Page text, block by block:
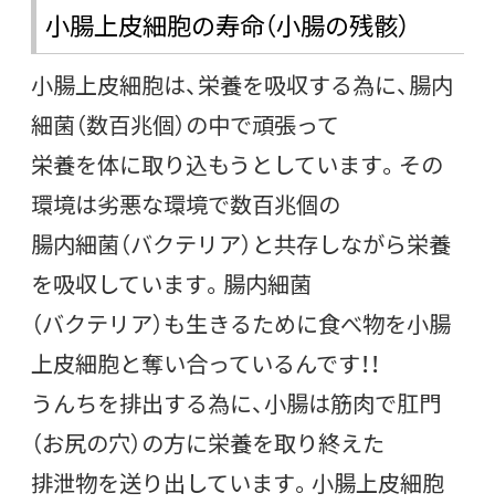
小腸上皮細胞の寿命（小腸の残骸）
小腸上皮細胞は、栄養を吸収する為に、腸内
細菌（数百兆個）の中で頑張って
栄養を体に取り込もうとしています。その
環境は劣悪な環境で数百兆個の
腸内細菌（バクテリア）と共存しながら栄養
を吸収しています。腸内細菌
（バクテリア）も生きるために食べ物を小腸
上皮細胞と奪い合っているんです！！
うんちを排出する為に、小腸は筋肉で肛門
（お尻の穴）の方に栄養を取り終えた
排泄物を送り出しています。小腸上皮細胞